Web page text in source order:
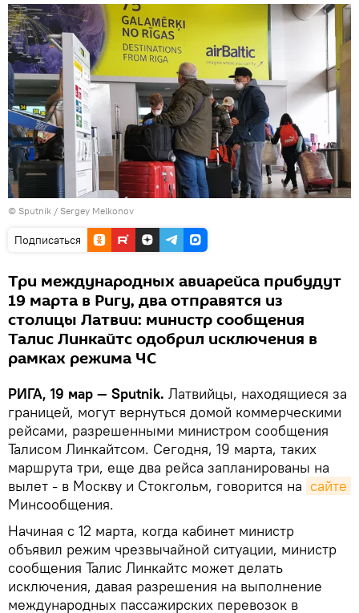
© Sputnik / Sergey Melkonov
Подписаться
Три международных авиарейса прибудут
19 марта в Ригу, два отправятся из
столицы Латвии: министр сообщения
Талис Линкайтс одобрил исключения в
рамках режима ЧС
РИГА, 19 мар — Sputnik. Латвийцы, находящиеся за
границей, могут вернуться домой коммерческими
рейсами, разрешенными министром сообщения
Талисом Линкайтсом. Сегодня, 19 марта, таких
маршрута три, еще два рейса запланированы на
вылет - в Москву и Стокгольм, говорится на сайте
Минсообщения.
Начиная с 12 марта, когда кабинет министр
объявил режим чрезвычайной ситуации, министр
сообщения Талис Линкайтс может делать
исключения, давая разрешения на выполнение
международных пассажирских перевозок в